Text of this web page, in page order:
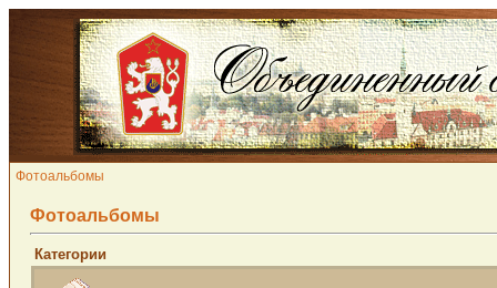
Фотоальбомы
Фотоальбомы
Категории